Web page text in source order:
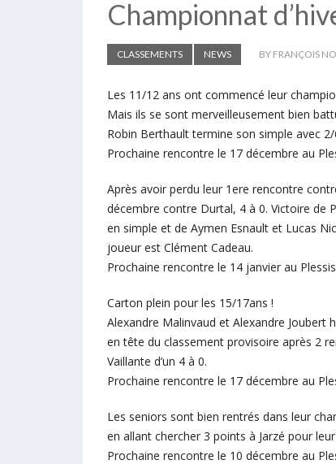
Championnat
CLASSEMENTS NEWS BY FRANÇOIS
Les 11/12 ans ont commencé leur
Mais ils se sont merveilleusement bien
Robin Berthault termine son simple avec
Prochaine rencontre le 17 décembre au
Après avoir perdu leur 1ere rencontre
décembre contre Durtal, 4 à 0. Victoire de
en simple et de Aymen Esnault et Lucas
joueur est Clément Cadeau.
Prochaine rencontre le 14 janvier au
Carton plein pour les 15/17ans !
Alexandre Malinvaud et Alexandre Joubert
en tête du classement provisoire après 2
Vaillante d’un 4 à 0.
Prochaine rencontre le 17 décembre au
Les seniors sont bien rentrés dans leur
en allant chercher 3 points à Jarzé pour
Prochaine rencontre le 10 décembre au